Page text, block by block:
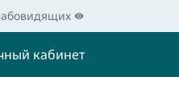
кабинет